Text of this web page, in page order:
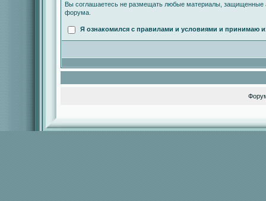
Вы соглашаетесь не размещать любые материалы, защищенные
форума.
Я ознакомился с правилами и условиями и принимаю